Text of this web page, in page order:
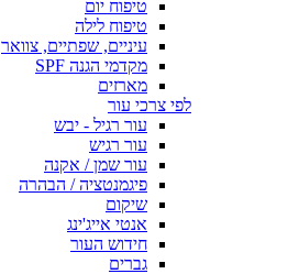
טיפוח יום
טיפוח לילה
עיניים, שפתיים, צוואר
מקדמי הגנה SPF
מארזים
לפי צרכי עור
עור רגיל - יבש
עור רגיש
עור שמן / אקנה
פיגמנטציה / הבהרה
שיקום
אנטי אייג'ינג
חידוש העור
גברים